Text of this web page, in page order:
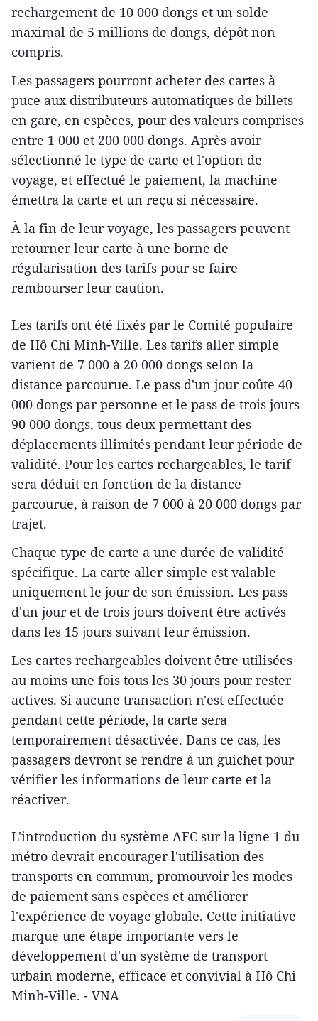
rechargement de 10 000 dongs et un solde
maximal de 5 millions de dongs, dépôt non
compris.
Les passagers pourront acheter des cartes à
puce aux distributeurs automatiques de billets
en gare, en espèces, pour des valeurs comprises
entre 1 000 et 200 000 dongs. Après avoir
sélectionné le type de carte et l'option de
voyage, et effectué le paiement, la machine
émettra la carte et un reçu si nécessaire.
À la fin de leur voyage, les passagers peuvent
retourner leur carte à une borne de
régularisation des tarifs pour se faire
rembourser leur caution.
Les tarifs ont été fixés par le Comité populaire
de Hô Chi Minh-Ville. Les tarifs aller simple
varient de 7 000 à 20 000 dongs selon la
distance parcourue. Le pass d'un jour coûte 40
000 dongs par personne et le pass de trois jours
90 000 dongs, tous deux permettant des
déplacements illimités pendant leur période de
validité. Pour les cartes rechargeables, le tarif
sera déduit en fonction de la distance
parcourue, à raison de 7 000 à 20 000 dongs par
trajet.
Chaque type de carte a une durée de validité
spécifique. La carte aller simple est valable
uniquement le jour de son émission. Les pass
d'un jour et de trois jours doivent être activés
dans les 15 jours suivant leur émission.
Les cartes rechargeables doivent être utilisées
au moins une fois tous les 30 jours pour rester
actives. Si aucune transaction n'est effectuée
pendant cette période, la carte sera
temporairement désactivée. Dans ce cas, les
passagers devront se rendre à un guichet pour
vérifier les informations de leur carte et la
réactiver.
L'introduction du système AFC sur la ligne 1 du
métro devrait encourager l'utilisation des
transports en commun, promouvoir les modes
de paiement sans espèces et améliorer
l'expérience de voyage globale. Cette initiative
marque une étape importante vers le
développement d'un système de transport
urbain moderne, efficace et convivial à Hô Chi
Minh-Ville. - VNA